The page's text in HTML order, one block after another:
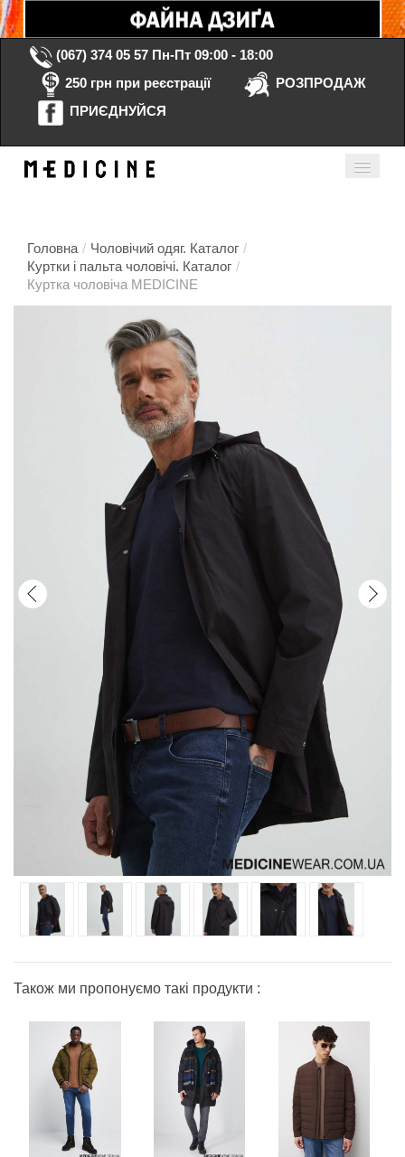
(067) 374 05 57 Пн-Пт 09:00 - 18:00
250 грн при реєстрації
РОЗПРОДАЖ
ПРИЄДНУЙСЯ
Головна / Чоловічий одяг. Каталог /
Куртки і пальта чоловічі. Каталог /
Куртка чоловіча MEDICINE
Також ми пропонуємо такі продукти :